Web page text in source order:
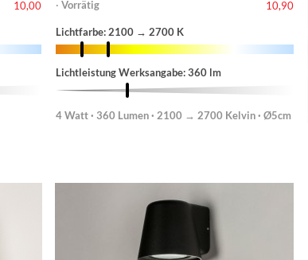
10,00
· Vorrätig 10,90
Lichtfarbe: 2100 → 2700 K
Lichtleistung Werksangabe: 360 lm
4 Watt · 360 Lumen · 2100 → 2700 Kelvin · Ø5cm